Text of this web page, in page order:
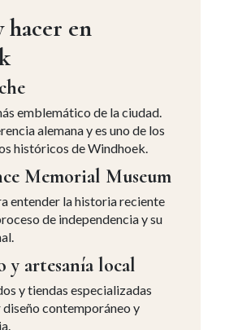
hacer en
emblemático de la ciudad.
alemana y es uno de los
históricos de Windhoek.
Memorial Museum
entender la historia reciente
de independencia y su
y artesanía local
y tiendas especializadas
contemporáneo y